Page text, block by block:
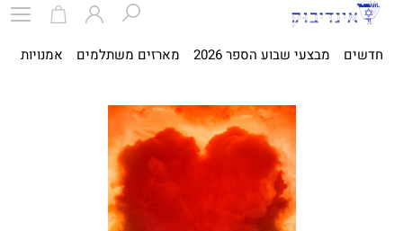
חדשים מבצעי שבוע הספר 2026 מארזים משתלמים אמנויות